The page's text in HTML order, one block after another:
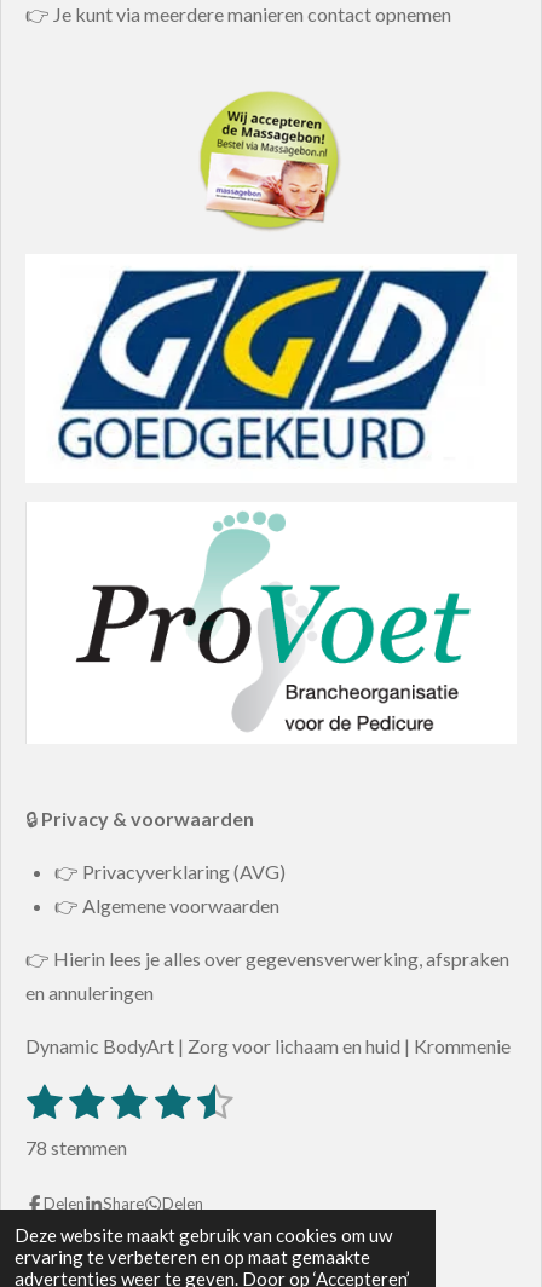
Deze website maakt gebruik van cookies om uw
ervaring te verbeteren en op maat gemaakte
advertenties weer te geven. Door op ‘Accepteren’
👉 Je kunt via meerdere manieren contact opnemen
🔒 Privacy & voorwaarden
👉 Privacyverklaring (AVG)
👉 Algemene voorwaarden
👉 Hierin lees je alles over gegevensverwerking, afspraken
en annuleringen
Dynamic BodyArt | Zorg voor lichaam en huid | Krommenie
R
n
g
1
s
e
r
2
s
e
r
3
s
e
r
4
e
r
5
e
r
S
e
n
78 stemmen
Delen Share Delen
© 2024 - 2026 Dynamic Bodyart
Powered byJouwWeb